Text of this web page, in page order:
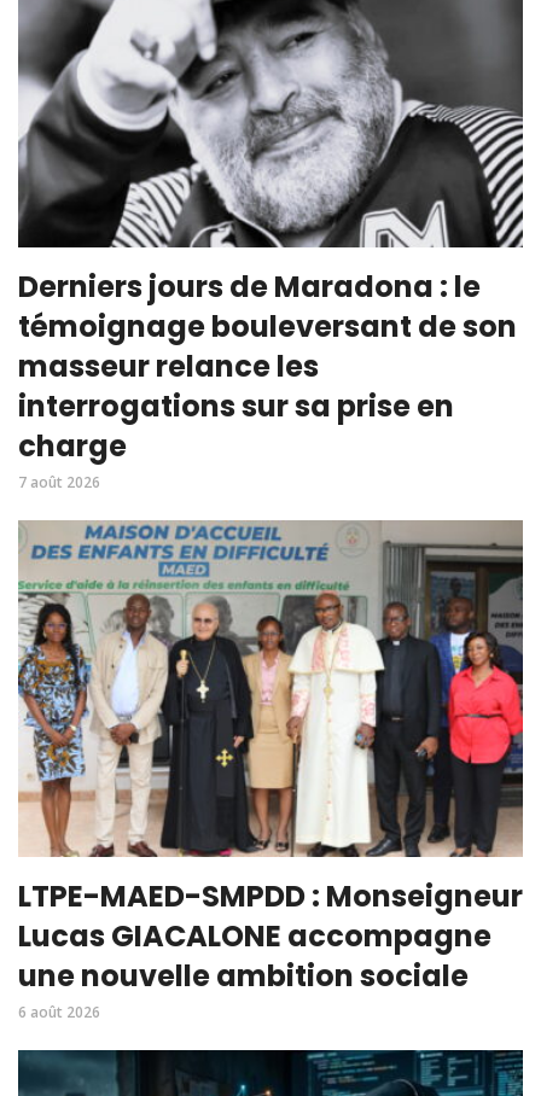
Derniers jours de Maradona : le
témoignage bouleversant de son
masseur relance les
interrogations sur sa prise en
charge
7 août 2026
LTPE-MAED-SMPDD : Monseigneur
Lucas GIACALONE accompagne
une nouvelle ambition sociale
6 août 2026